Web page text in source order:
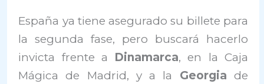
España ya tiene asegurado su billete para
la segunda fase, pero buscará hacerlo
invicta frente a Dinamarca, en la Caja
Mágica de Madrid, y a la Georgia de